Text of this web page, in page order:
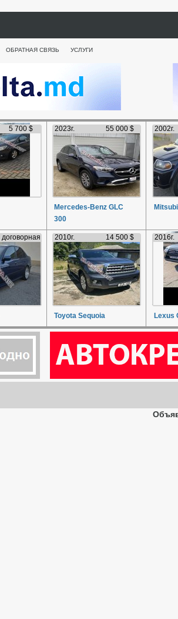
ОБРАТНАЯ СВЯЗЬ УСЛУГИ
5 700 $ 2023г. 55 000 $
Mercedes-Benz GLC
300
2002г.
договорная 2010г. 14 500 $
Toyota Sequoia
2016г.
Lexus